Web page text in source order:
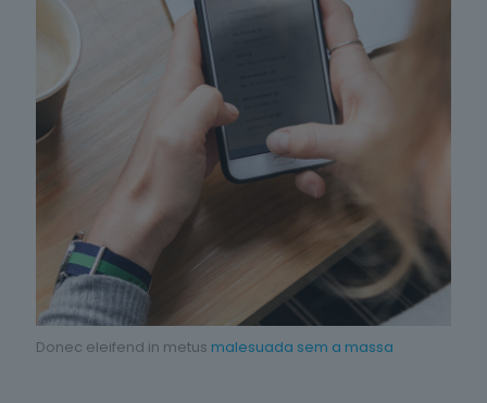
Donec eleifend in metus malesuada sem a massa